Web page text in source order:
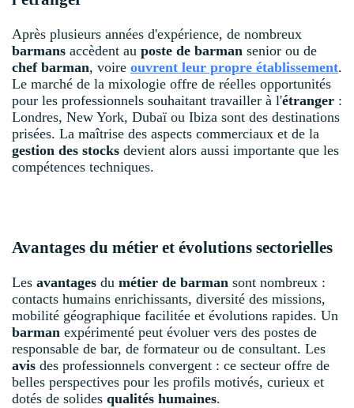
Après plusieurs années d'expérience, de nombreux
barmans accèdent au poste de barman senior ou de
chef barman, voire ouvrent leur propre établissement.
Le marché de la mixologie offre de réelles opportunités
pour les professionnels souhaitant travailler à l'étranger :
Londres, New York, Dubaï ou Ibiza sont des destinations
prisées. La maîtrise des aspects commerciaux et de la
gestion des stocks devient alors aussi importante que les
compétences techniques.
Avantages du métier et évolutions sectorielles
Les avantages du métier de barman sont nombreux :
contacts humains enrichissants, diversité des missions,
mobilité géographique facilitée et évolutions rapides. Un
barman expérimenté peut évoluer vers des postes de
responsable de bar, de formateur ou de consultant. Les
avis des professionnels convergent : ce secteur offre de
belles perspectives pour les profils motivés, curieux et
dotés de solides qualités humaines.